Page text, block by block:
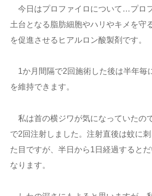
今日はプロファイロについて…プロ
土台となる脂肪細胞やハリやキメを守
を促進させるヒアルロン酸製剤です。
1か月間隔で2回施術した後は半年毎
を維持できます。
私は首の横ジワが気になっていたの
で2回注射しました。注射直後は蚊に
た目ですが、半日から1日経過するとだ
なります。
アクセス
ブログ